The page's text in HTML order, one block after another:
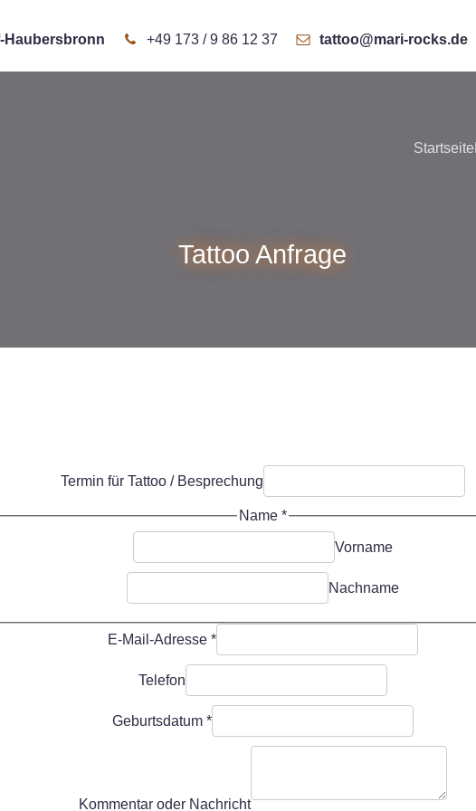
Haubersbronn +49 173 / 9 86 12 37 tattoo@mari-rocks.de
Startseite
Tattoo Anfrage
Termin für Tattoo / Besprechung
/
N
c
c
t
e
Name *
Vorname
Nachname
E-Mail-Adresse *
Telefon
Geburtsdatum *
Kommentar oder Nachricht